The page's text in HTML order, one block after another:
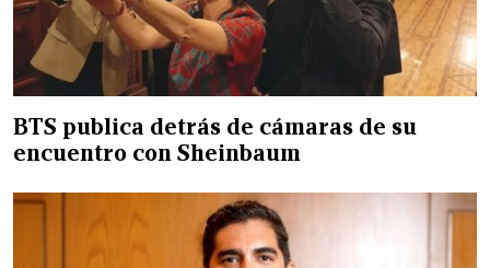
BTS publica detrás de cámaras de su
encuentro con Sheinbaum